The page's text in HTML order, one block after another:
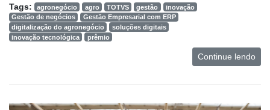
Tags: agronegócio agro TOTVS gestão
inovação
Gestão de negócios
Gestão Empresarial com ERP
digitalização do agronegócio
soluções digitais
inovação tecnológica
prêmio
Continue lendo